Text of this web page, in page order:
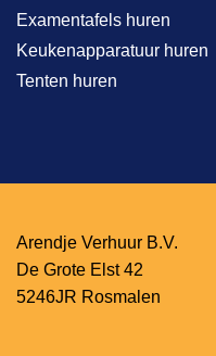
Examentafels huren
Keukenapparatuur huren
Tenten huren
Arendje Verhuur B.V.
De Grote Elst 42
5246JR Rosmalen